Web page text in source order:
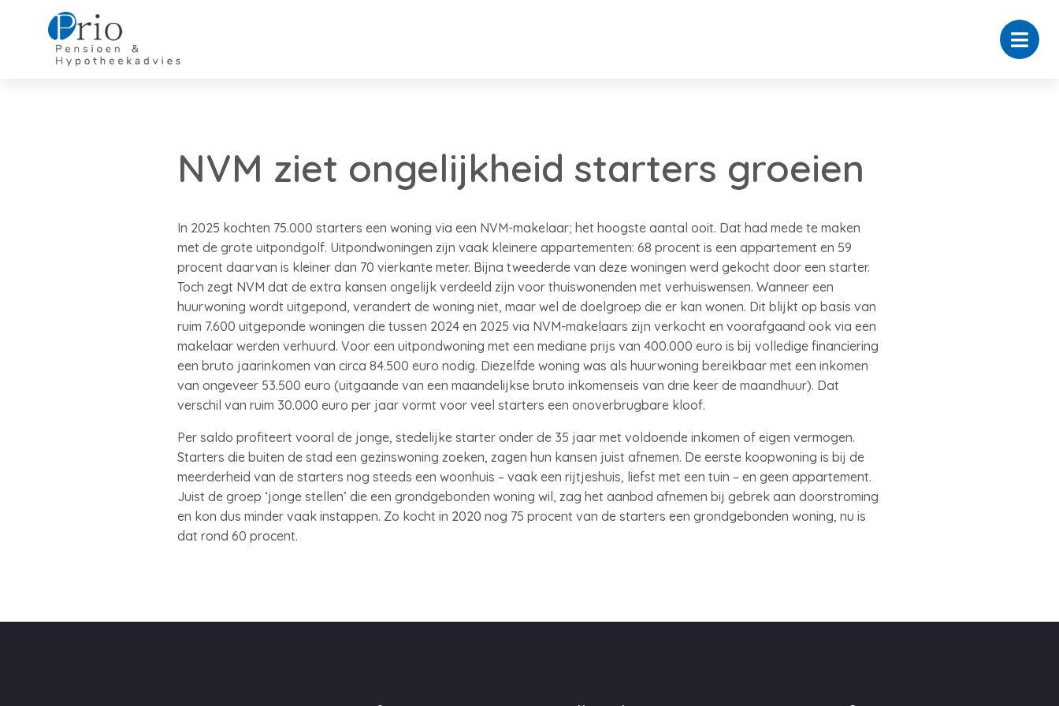
NVM ziet ongelijkheid starters groeien
In 2025 kochten 75.000 starters een woning via een NVM-makelaar; het hoogste aantal ooit. Dat had mede te maken
met de grote uitpondgolf. Uitpondwoningen zijn vaak kleinere appartementen: 68 procent is een appartement en 59
procent daarvan is kleiner dan 70 vierkante meter. Bijna tweederde van deze woningen werd gekocht door een starter.
Toch zegt NVM dat de extra kansen ongelijk verdeeld zijn voor thuiswonenden met verhuiswensen. Wanneer een
huurwoning wordt uitgepond, verandert de woning niet, maar wel de doelgroep die er kan wonen. Dit blijkt op basis van
ruim 7.600 uitgeponde woningen die tussen 2024 en 2025 via NVM-makelaars zijn verkocht en voorafgaand ook via een
makelaar werden verhuurd. Voor een uitpondwoning met een mediane prijs van 400.000 euro is bij volledige financiering
een bruto jaarinkomen van circa 84.500 euro nodig. Diezelfde woning was als huurwoning bereikbaar met een inkomen
van ongeveer 53.500 euro (uitgaande van een maandelijkse bruto inkomenseis van drie keer de maandhuur). Dat
verschil van ruim 30.000 euro per jaar vormt voor veel starters een onoverbrugbare kloof.
Per saldo profiteert vooral de jonge, stedelijke starter onder de 35 jaar met voldoende inkomen of eigen vermogen.
Starters die buiten de stad een gezinswoning zoeken, zagen hun kansen juist afnemen. De eerste koopwoning is bij de
meerderheid van de starters nog steeds een woonhuis – vaak een rijtjeshuis, liefst met een tuin – en geen appartement.
Juist de groep ‘jonge stellen’ die een grondgebonden woning wil, zag het aanbod afnemen bij gebrek aan doorstroming
en kon dus minder vaak instappen. Zo kocht in 2020 nog 75 procent van de starters een grondgebonden woning, nu is
dat rond 60 procent.